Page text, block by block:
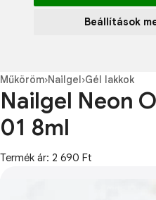
Beállítások
Műköröm›Nailgel›Gél lakkok
Nailgel Neon
01 8ml
Termék ár: 2 690 Ft